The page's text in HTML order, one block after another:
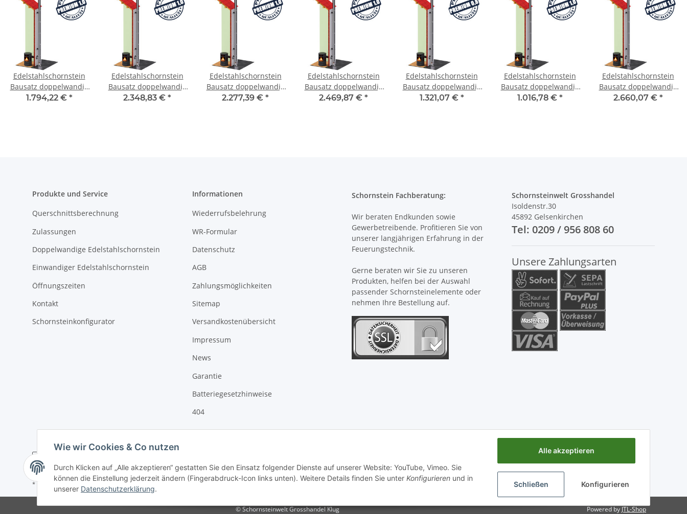
Edelstahlschornstein
Bausatz doppelwandig
3,2 m - SWPR10 DW 250
1.794,22 € *
Edelstahlschornstein
Bausatz doppelwandig
6,7 m DW 200 - SWPR10
2.348,83 € *
Edelstahlschornstein
Bausatz doppelwandig
3,2 m - SWPR10 DW 300
2.277,39 € *
Edelstahlschornstein
Bausatz doppelwandig
7,2 m DW 200 - SWPR10
2.469,87 € *
Edelstahlschornstein
Bausatz doppelwandig
3,2 m DW 200 - SWPR08
1.321,07 € *
Edelstahlschornstein
Bausatz doppelwandig
3,2 m DW 120 - SWPR10
1.016,78 € *
Edelstahlschornstein
Bausatz doppelwandig
3,2 m - SWPR10 DW 350
2.660,07 € *
Produkte und Service
Querschnittsberechnung
Zulassungen
Doppelwandige Edelstahlschornstein
Einwandiger Edelstahlschornstein
Öffnungszeiten
Kontakt
Schornsteinkonfigurator
Informationen
Wiederrufsbelehrung
WR-Formular
Datenschutz
AGB
Zahlungsmöglichkeiten
Sitemap
Versandkostenübersicht
Impressum
News
Garantie
Batteriegesetzhinweise
404
Schornstein Fachberatung:
Wir beraten Endkunden sowie
Gewerbetreibende. Profitieren Sie von
unserer langjährigen Erfahrung in der
Feuerungstechnik.
Gerne beraten wir Sie zu unseren
Produkten, helfen bei der Auswahl
passender Schornsteinelemente oder
nehmen Ihre Bestellung auf.
Schornsteinwelt Grosshandel
Isoldenstr.30
45892 Gelsenkirchen
Tel: 0209 / 956 808 60
Unsere Zahlungsarten
* Alle Preise inkl. gesetzlicher USt., zzgl. Versand
© Schornsteinwelt Grosshandel Klug Powered by JTL-Shop
Wie wir Cookies & Co nutzen
Durch Klicken auf „Alle akzeptieren“ gestatten Sie den Einsatz folgender Dienste auf unserer Website: YouTube, Vimeo. Sie
können die Einstellung jederzeit ändern (Fingerabdruck-Icon links unten). Weitere Details finden Sie unter Konfigurieren und in
unserer Datenschutzerklärung.
Alle akzeptieren
Schließen Konfigurieren